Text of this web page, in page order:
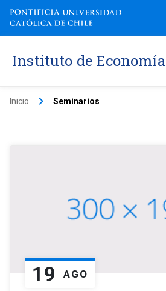
Instituto de Economía
Inicio keyboard_arrow_right Seminarios
19 AGO